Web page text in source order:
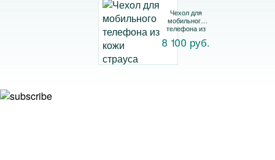
Чехол для
мобильного
телефона из
кожи страуса
8 100 руб.